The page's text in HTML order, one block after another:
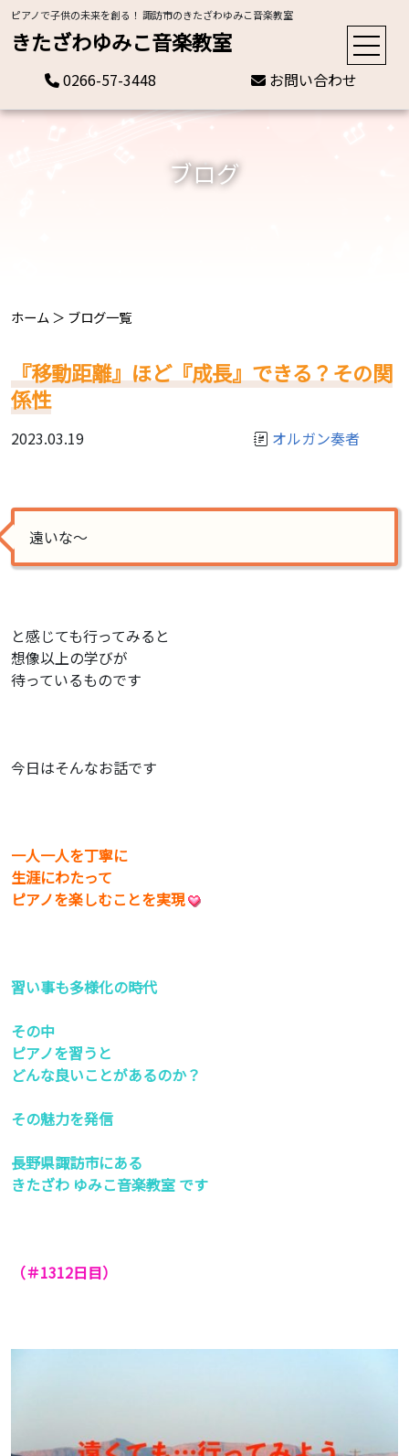
ピアノで子供の未来を創る！ 諏訪市のきたざわゆみこ音楽教室
きたざわゆみこ音楽教室
0266-57-3448 お問い合わせ
ブログ
ホーム ＞ ブログ一覧
『移動距離』ほど『成長』できる？その関
係性
2023.03.19 オルガン奏者
遠いな〜
と感じても行ってみると
想像以上の学びが
待っているものです
今日はそんなお話です
一人一人を丁寧に
生涯にわたって
ピアノを楽しむことを実現
習い事も多様化の時代
その中
ピアノを習うと
どんな良いことがあるのか？
その魅力を発信
長野県諏訪市にある
きたざわ ゆみこ音楽教室 です
（＃1312日目）